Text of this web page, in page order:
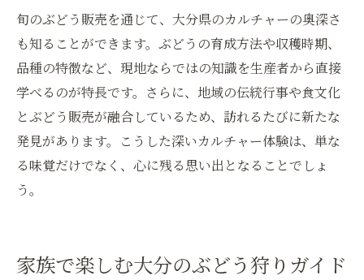
旬のぶどう販売を通じて、大分県のカルチャーの奥深さ
も知ることができます。ぶどうの育成方法や収穫時期、
品種の特徴など、現地ならではの知識を生産者から直接
学べるのが特長です。さらに、地域の伝統行事や食文化
とぶどう販売が融合しているため、訪れるたびに新たな
発見があります。こうした深いカルチャー体験は、単な
る味覚だけでなく、心に残る思い出となることでしょ
う。
家族で楽しむ大分のぶどう狩りガイド